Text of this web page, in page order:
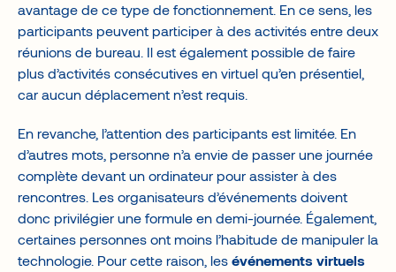
avantage de ce type de fonctionnement. En ce sens, les
participants peuvent participer à des activités entre deux
réunions de bureau. Il est également possible de faire
plus d’activités consécutives en virtuel qu’en présentiel,
car aucun déplacement n’est requis.
En revanche, l’attention des participants est limitée. En
d’autres mots, personne n’a envie de passer une journée
complète devant un ordinateur pour assister à des
rencontres. Les organisateurs d’événements doivent
donc privilégier une formule en demi-journée. Également,
certaines personnes ont moins l’habitude de manipuler la
technologie. Pour cette raison, les événements virtuels